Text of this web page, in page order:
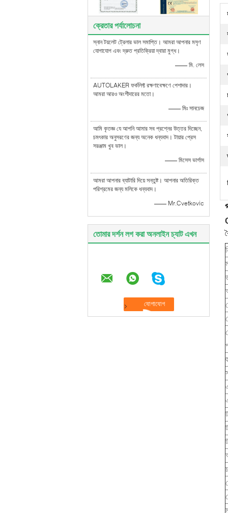
ক্রেতার পর্যালোচনা
স্নান টয়লেট ট্রেলার ভাল সমাপ্তি। আমরা আপনার মসৃণ
যোগাযোগ এবং দ্রুত প্রতিক্রিয়া দ্বারা মুগ্ধ।
—— মি. লেস
AUTOLAKER ফর্কলিফ্ট রক্ষণাবেক্ষণে পেশাদার।
আমরা আরও অংশীদারের মতো।
—— মিঃ সানচেজ
আমি কৃতজ্ঞ যে আপনি আমার সব প্রশ্নের উত্তর দিচ্ছেন,
চমৎকার অনুসরণের জন্য অনেক ধন্যবাদ। টায়ার প্রেস
সরঞ্জাম খুব ভাল।
—— মিসেস ভার্গাস
আমরা আপনার ব্যাটারি দিয়ে সন্তুষ্ট। আপনার অতিরিক্ত
পরিশ্রমের জন্য মলিকে ধন্যবাদ।
—— Mr.Cvetkovic
তোমার দর্শন লগ করা অনলাইন চ্যাট এখন